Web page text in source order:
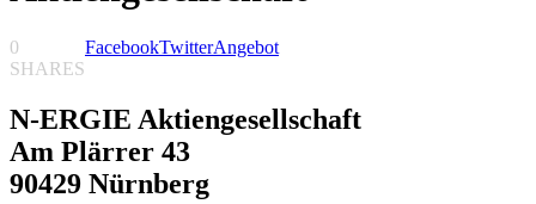
0
SHARES
FacebookTwitterAngebot
N-ERGIE Aktiengesellschaft
Am Plärrer 43
90429 Nürnberg